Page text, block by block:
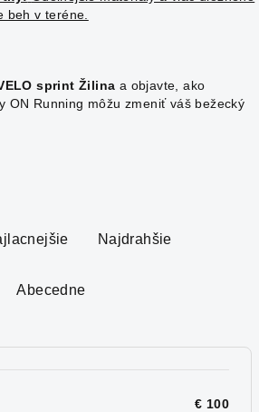
beh v teréne.
sprint Žilina a objavte, ako
ON Running môžu zmeniť váš bežecký
Najdrahšie
Abecedne
€ 100